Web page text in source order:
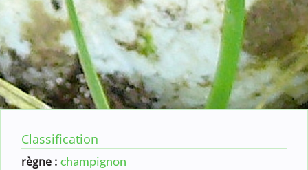
Classification
règne : champignon